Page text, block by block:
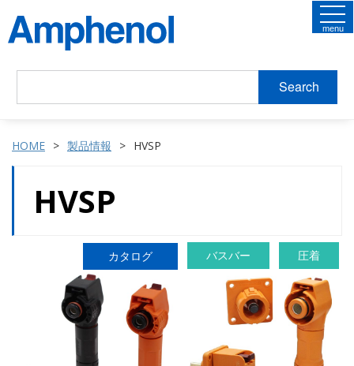
Search
menu
HOME 製品情報 HVSP
HVSP
カタログ バスバー 圧着